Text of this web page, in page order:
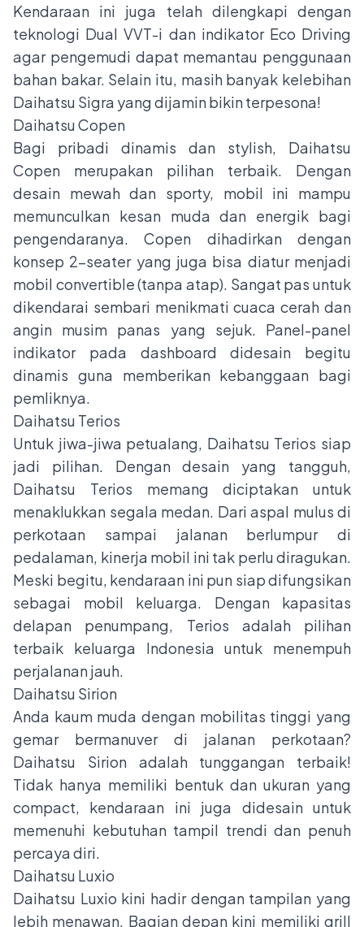
Kendaraan ini juga telah dilengkapi dengan
teknologi Dual VVT-i dan indikator Eco Driving
agar pengemudi dapat memantau penggunaan
bahan bakar. Selain itu, masih banyak kelebihan
Daihatsu Sigra yang dijamin bikin terpesona!
Daihatsu Copen
Bagi pribadi dinamis dan stylish, Daihatsu
Copen merupakan pilihan terbaik. Dengan
desain mewah dan sporty, mobil ini mampu
memunculkan kesan muda dan energik bagi
pengendaranya. Copen dihadirkan dengan
konsep 2-seater yang juga bisa diatur menjadi
mobil convertible (tanpa atap). Sangat pas untuk
dikendarai sembari menikmati cuaca cerah dan
angin musim panas yang sejuk. Panel-panel
indikator pada dashboard didesain begitu
dinamis guna memberikan kebanggaan bagi
pemliknya.
Daihatsu Terios
Untuk jiwa-jiwa petualang, Daihatsu Terios siap
jadi pilihan. Dengan desain yang tangguh,
Daihatsu Terios memang diciptakan untuk
menaklukkan segala medan. Dari aspal mulus di
perkotaan sampai jalanan berlumpur di
pedalaman, kinerja mobil ini tak perlu diragukan.
Meski begitu, kendaraan ini pun siap difungsikan
sebagai mobil keluarga. Dengan kapasitas
delapan penumpang, Terios adalah pilihan
terbaik keluarga Indonesia untuk menempuh
perjalanan jauh.
Daihatsu Sirion
Anda kaum muda dengan mobilitas tinggi yang
gemar bermanuver di jalanan perkotaan?
Daihatsu Sirion adalah tunggangan terbaik!
Tidak hanya memiliki bentuk dan ukuran yang
compact, kendaraan ini juga didesain untuk
memenuhi kebutuhan tampil trendi dan penuh
percaya diri.
Daihatsu Luxio
Daihatsu Luxio kini hadir dengan tampilan yang
lebih menawan. Bagian depan kini memiliki grill